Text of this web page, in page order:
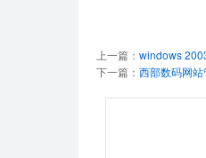
上一篇： windows
下一篇： 西部数码网